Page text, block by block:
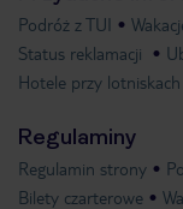
Podróż z TUI
Status reklamacji
Hotele przy lotniskach
Regulaminy
Regulamin strony
Bilety czarterowe